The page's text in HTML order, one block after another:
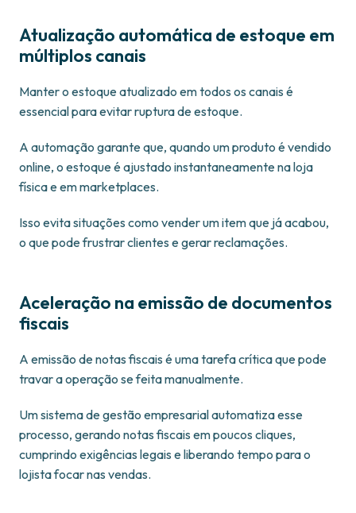
Atualização automática de estoque em
múltiplos canais
Manter o estoque atualizado em todos os canais é
essencial para evitar ruptura de estoque.
A automação garante que, quando um produto é vendido
online, o estoque é ajustado instantaneamente na loja
física e em marketplaces.
Isso evita situações como vender um item que já acabou,
o que pode frustrar clientes e gerar reclamações.
Aceleração na emissão de documentos
fiscais
A emissão de notas fiscais é uma tarefa crítica que pode
travar a operação se feita manualmente.
Um sistema de gestão empresarial automatiza esse
processo, gerando notas fiscais em poucos cliques,
cumprindo exigências legais e liberando tempo para o
lojista focar nas vendas.